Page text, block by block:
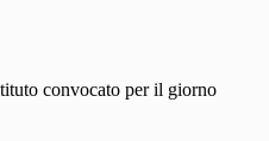
convocato per il giorno